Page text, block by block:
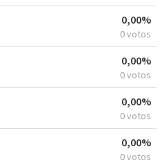
0,00%
0 votos
0,00%
0 votos
0,00%
0 votos
0,00%
0 votos